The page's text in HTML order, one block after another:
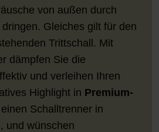
von außen durch
Gleiches gilt für den
Trittschall. Mit
dämpfen Sie die
und verleihen Ihren
Highlight in Premium-
Schalltrenner in
und wünschen